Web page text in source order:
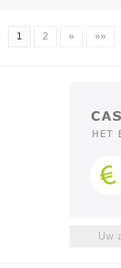
1 2 » »»
Uw